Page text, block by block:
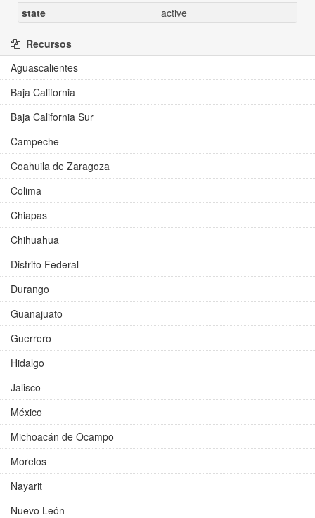
state
active
Recursos
Aguascalientes
Baja California
Baja California Sur
Campeche
Coahuila de Zaragoza
Colima
Chiapas
Chihuahua
Distrito Federal
Durango
Guanajuato
Guerrero
Hidalgo
Jalisco
México
Michoacán de Ocampo
Morelos
Nayarit
Nuevo León